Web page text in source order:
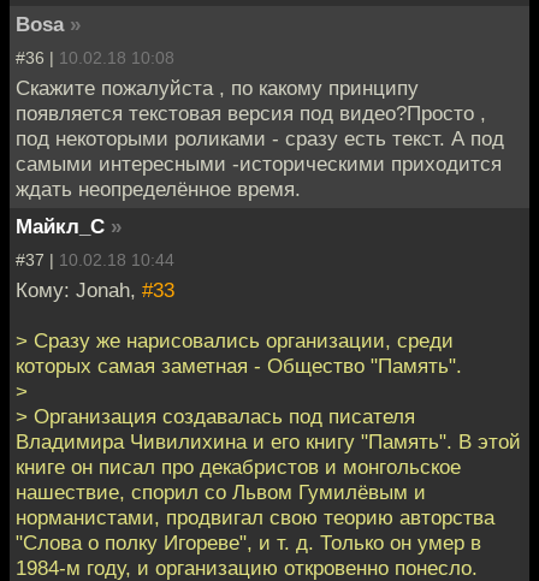
Bosa »
#36 | 10.02.18 10:08
Скажите пожалуйста , по какому принципу
появляется текстовая версия под видео?Просто ,
под некоторыми роликами - сразу есть текст. А под
самыми интересными -историческими приходится
ждать неопределённое время.
Майкл_С »
#37 | 10.02.18 10:44
Кому: Jonah, #33
> Сразу же нарисовались организации, среди
которых самая заметная - Общество "Память".
>
> Организация создавалась под писателя
Владимира Чивилихина и его книгу "Память". В этой
книге он писал про декабристов и монгольское
нашествие, спорил со Львом Гумилёвым и
норманистами, продвигал свою теорию авторства
"Слова о полку Игореве", и т. д. Только он умер в
1984-м году, и организацию откровенно понесло.